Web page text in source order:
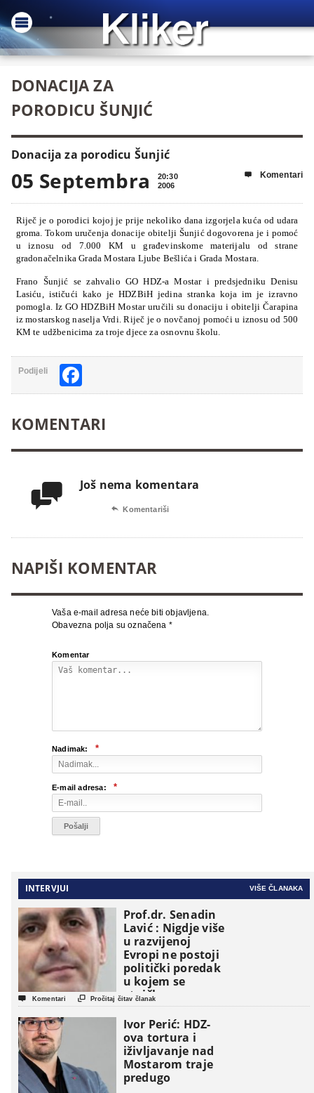
DONACIJA ZA
PORODICU ŠUNJIĆ
Donacija za porodicu Šunjić
05 Septembra
20:30
2006
 Komentari
Riječ je o porodici kojoj je prije nekoliko dana izgorjela kuća od udara
groma. Tokom uručenja donacije obitelji Šunjić dogovorena je i pomoć
u iznosu od 7.000 KM u građevinskome materijalu od strane
gradonačelnika Grada Mostara Ljube Bešlića i Grada Mostara.
Frano Šunjić se zahvalio GO HDZ-a Mostar i predsjedniku Denisu
Lasiću, ističući kako je HDZBiH jedina stranka koja im je izravno
pomogla. Iz GO HDZBiH Mostar uručili su donaciju i obitelji Čarapina
iz mostarskog naselja Vrdi. Riječ je o novčanoj pomoći u iznosu od 500
KM te udžbenicima za troje djece za osnovnu školu.
Podijeli
KOMENTARI
 Još nema komentara
 Komentariši
NAPIŠI KOMENTAR
Vaša e-mail adresa neće biti objavljena.
Obavezna polja su označena *
Komentar
Nadimak: *
E-mail adresa: *
INTERVJUI VIŠE ČLANAKA
Prof.dr. Senadin
Lavić : Nigdje više
u razvijenoj
Evropi ne postoji
politički poredak
u kojem se
etničke grupe
pojavljuju kao
osnovne
političke jedinice
 Komentari  Pročitaj čitav članak
Ivor Perić: HDZ-
ova tortura i
iživljavanje nad
Mostarom traje
predugo